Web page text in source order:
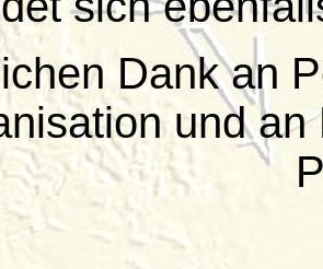
Dank an
und